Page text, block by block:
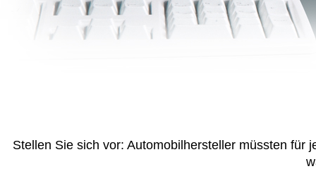
Stellen Sie sich vor: Automobilhersteller müssten für